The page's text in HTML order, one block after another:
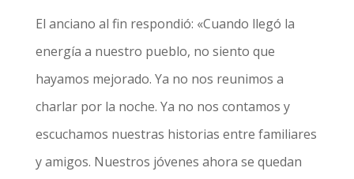
El anciano al fin respondió: «Cuando llegó la
energía a nuestro pueblo, no siento que
hayamos mejorado. Ya no nos reunimos a
charlar por la noche. Ya no nos contamos y
escuchamos nuestras historias entre familiares
y amigos. Nuestros jóvenes ahora se quedan